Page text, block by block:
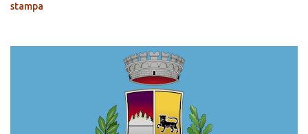
stampa